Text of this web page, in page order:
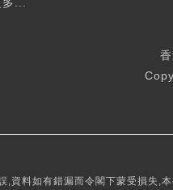
資料如有錯漏而令閣下蒙受損失,本